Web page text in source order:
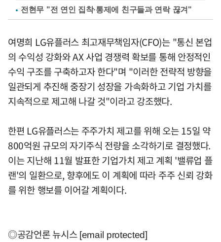
전현무 "전 연인 집착·통제에 친구들과 연락 끊겨"
여명희 LG유플러스 최고재무책임자(CFO)는 "통신 본업
의 수익성 강화와 AX 사업 경쟁력 확보를 통해 안정적인
수익 구조를 구축하고자 한다"며 "이러한 전략적 방향을
일관되게 추진해 중장기 성장을 가속화하고 기업 가치를
지속적으로 제고해 나갈 것"이라고 강조했다.
한편 LG유플러스는 주주가치 제고를 위해 오는 15일 약
800억원 규모의 자기주식 전량을 소각하기로 결정했다.
이는 지난해 11월 발표한 기업가치 제고 계획 '밸류업 플
랜'의 일환으로, 향후에도 이 계획에 따라 주주 신뢰 강화
를 위한 행보를 이어갈 계획이다.
◎공감언론 뉴시스 [email protected]